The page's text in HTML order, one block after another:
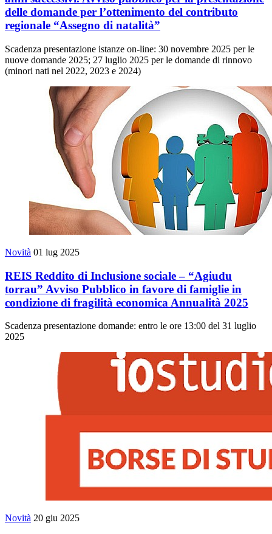
delle domande per l’ottenimento del contributo
regionale “Assegno di natalità”
Scadenza presentazione istanze on-line: 30 novembre 2025 per le
nuove domande 2025; 27 luglio 2025 per le domande di rinnovo
(minori nati nel 2022, 2023 e 2024)
Novità 01 lug 2025
REIS Reddito di Inclusione sociale – “Agiudu
torrau” Avviso Pubblico in favore di famiglie in
condizione di fragilità economica Annualità 2025
Scadenza presentazione domande: entro le ore 13:00 del 31 luglio
2025
Novità 20 giu 2025